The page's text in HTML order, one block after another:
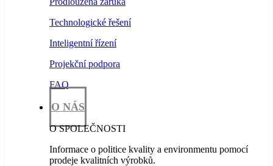
Technologické řešení
Inteligentní řízení
Projekční podpora
FAQ
O NÁS
O SPOLEČNOSTI
Informace o politice kvality a environmentu pomocí
prodeje kvalitních výrobků.